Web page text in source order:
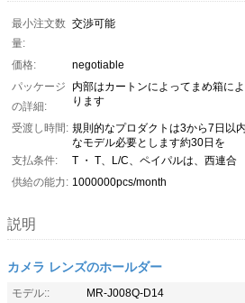
最小注文数
量:
交渉可能
価格:
negotiable
パッケージ
の詳細:
内部はカートンによってまめ箱に
ります
受渡し時間: 規則的なプロダクトは3から7日以
なモデル必要とします約30日を
支払条件:
T ・ T、L/C、ペイパルは、西連合
供給の能力: 1000000pcs/month
説明
カメラ レンズのホールダー
モデル::
MR-J008Q-D14